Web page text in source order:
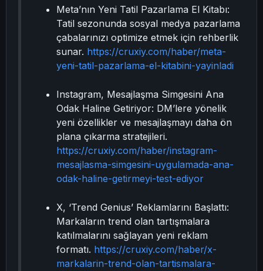
Meta’nın Yeni Tatil Pazarlama El Kitabı:
Tatil sezonunda sosyal medya pazarlama
çabalarınızı optimize etmek için rehberlik
sunar. https://cruxiy.com/haber/meta-
yeni-tatil-pazarlama-el-kitabini-yayinladi
Instagram, Mesajlaşma Simgesini Ana
Odak Haline Getiriyor: DM’lere yönelik
yeni özellikler ve mesajlaşmayı daha ön
plana çıkarma stratejileri.
https://cruxiy.com/haber/instagram-
mesajlasma-simgesini-uygulamada-ana-
odak-haline-getirmeyi-test-ediyor
X, ‘Trend Genius’ Reklamlarını Başlattı:
Markaların trend olan tartışmalara
katılmalarını sağlayan yeni reklam
formatı. https://cruxiy.com/haber/x-
markalarin-trend-olan-tartismalara-